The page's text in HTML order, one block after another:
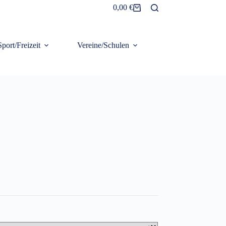
Warenkorb
0,00 €
Freizeit Vereine/Schulen